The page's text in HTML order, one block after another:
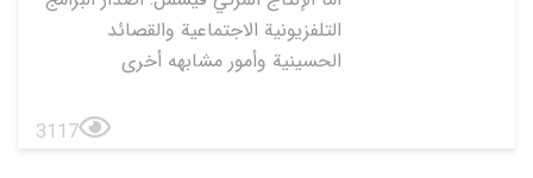
التلفزيونية الاجتماعية والقصائد
الحسينية وأمور مشابهه أخرى
3117